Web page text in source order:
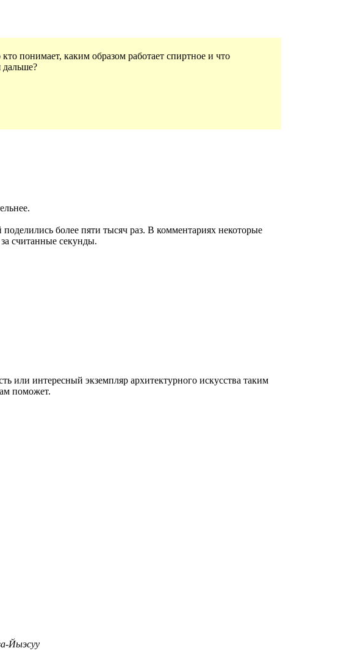
понимает, каким образом работает спиртное и что
дальше?
более пяти тысяч раз. В комментариях некоторые
считанные секунды.
или интересный экземпляр архитектурного искусства таким
поможет.
Йыэсуу